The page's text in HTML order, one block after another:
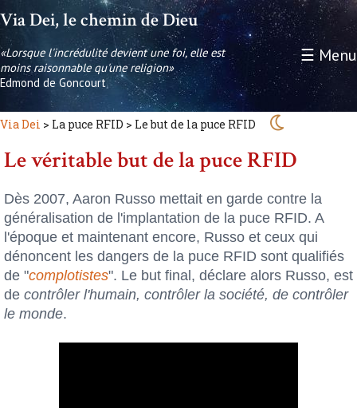
Via Dei, le chemin de Dieu
«Lorsque l'incrédulité devient une foi, elle est
moins raisonnable qu'une religion»
Edmond de Goncourt
☰ Menu
Via Dei > La puce RFID > Le but de la puce RFID
Le véritable but de la puce RFID
Dès 2007, Aaron Russo mettait en garde contre la
généralisation de l'implantation de la puce RFID. A
l'époque et maintenant encore, Russo et ceux qui
dénoncent les dangers de la puce RFID sont qualifiés
de "complotistes". Le but final, déclare alors Russo, est
de contrôler l'humain, contrôler la société, de contrôler
le monde.